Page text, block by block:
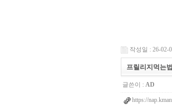
작성일 : 26-02-
프릴리지먹는
글쓴이 : AD
https://